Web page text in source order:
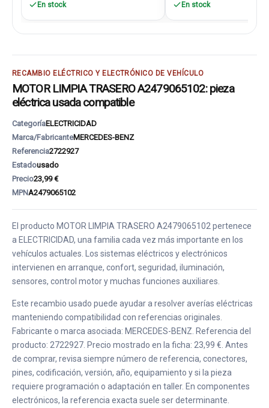
En stock En stock
RECAMBIO ELÉCTRICO Y ELECTRÓNICO DE VEHÍCULO
MOTOR LIMPIA TRASERO A2479065102: pieza
eléctrica usada compatible
CategoríaELECTRICIDAD
Marca/FabricanteMERCEDES-BENZ
Referencia2722927
Estadousado
Precio23,99 €
MPNA2479065102
El producto MOTOR LIMPIA TRASERO A2479065102 pertenece
a ELECTRICIDAD, una familia cada vez más importante en los
vehículos actuales. Los sistemas eléctricos y electrónicos
intervienen en arranque, confort, seguridad, iluminación,
sensores, control motor y muchas funciones auxiliares.
Este recambio usado puede ayudar a resolver averías eléctricas
manteniendo compatibilidad con referencias originales.
Fabricante o marca asociada: MERCEDES-BENZ. Referencia del
producto: 2722927. Precio mostrado en la ficha: 23,99 €. Antes
de comprar, revisa siempre número de referencia, conectores,
pines, codificación, versión, año, equipamiento y si la pieza
requiere programación o adaptación en taller. En componentes
electrónicos, la referencia exacta suele ser determinante.